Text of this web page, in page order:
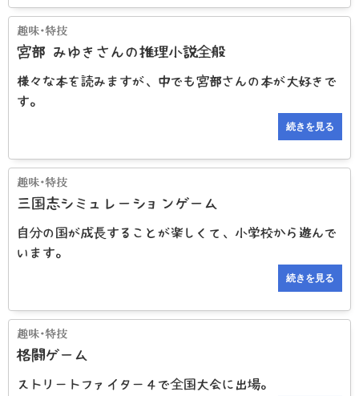
宮部 みゆきさんの推理小説全般
様々な本を読みますが、中でも宮部さんの本が大好きで
す。
続きを見る
三国志シミュレーションゲーム
自分の国が成長することが楽しくて、小学校から遊んで
います。
続きを見る
格闘ゲーム
ストリートファイター４で全国大会に出場。